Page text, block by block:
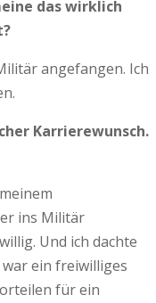
das wirklich
angefangen. Ich
Karrierewunsch.
ins Militär
Und ich dachte
ein freiwilliges
für ein